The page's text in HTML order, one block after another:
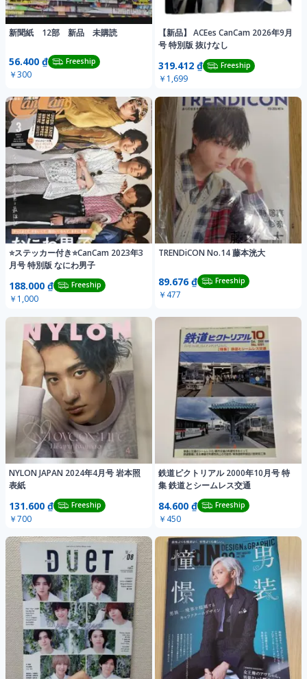
新聞紙 12部 新品 未購読
56.400 ₫ Freeship
￥300
【新品】 ACEes CanCam 2026年9月
号 特別版 抜けなし
319.412 ₫ Freeship
￥1,699
⭐️ステッカー付き⭐️CanCam 2023年3
月号 特別版 なにわ男子
188.000 ₫ Freeship
￥1,000
TRENDiCON No.14 藤本洸大
89.676 ₫ Freeship
￥477
NYLON JAPAN 2024年4月号 岩本照
表紙
131.600 ₫ Freeship
￥700
鉄道ピクトリアル 2000年10月号 特
集 鉄道とシームレス交通
84.600 ₫ Freeship
￥450